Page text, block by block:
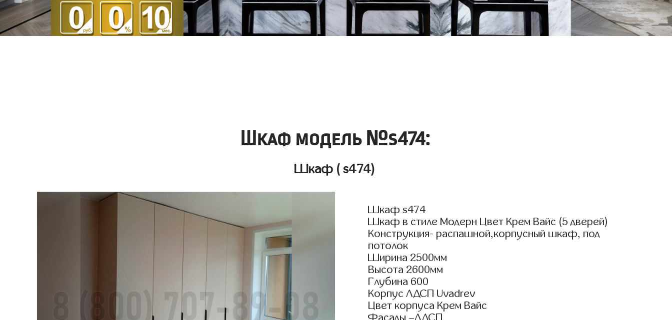
Шкаф модель №s474:
Шкаф ( s474)
Шкаф s474
Шкаф в стиле Модерн Цвет Крем Вайс (5 дверей)
Конструкция- распашной,корпусный шкаф, под
потолок
Ширина 2500мм
Высота 2600мм
Глубина 600
Корпус ЛДСП Uvadrev
Цвет корпуса Крем Вайс
Фасады –ЛДСП